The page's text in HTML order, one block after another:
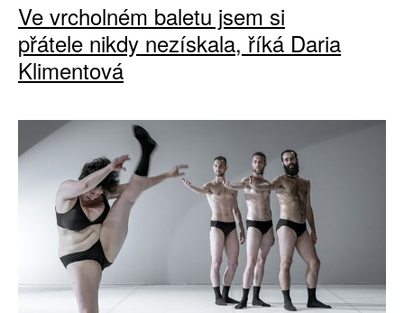
Ve vrcholném baletu jsem si
přátele nikdy nezískala, říká Daria
Klimentová